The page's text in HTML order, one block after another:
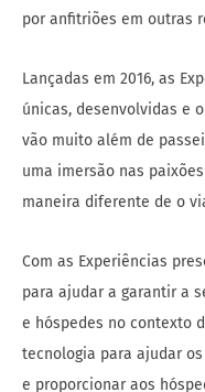
por anfitriões em outras
Lançadas em 2016, as
únicas, desenvolvidas e
vão muito além de
uma imersão nas
maneira diferente de o
Com as Experiências
para ajudar a garantir a
e hóspedes no contexto
tecnologia para ajudar
e proporcionar aos